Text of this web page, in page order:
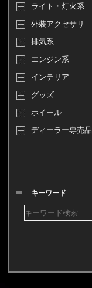
ライト・灯火系
外装アクセサリ
排気系
エンジン系
インテリア
グッズ
ホイール
ディーラー専売品
キーワード